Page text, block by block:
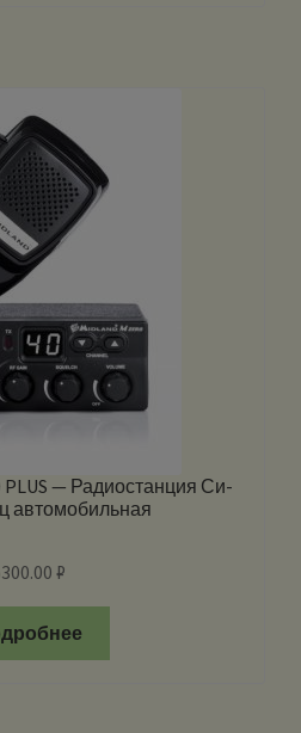
PLUS — Радиостанция Си-
автомобильная
₽